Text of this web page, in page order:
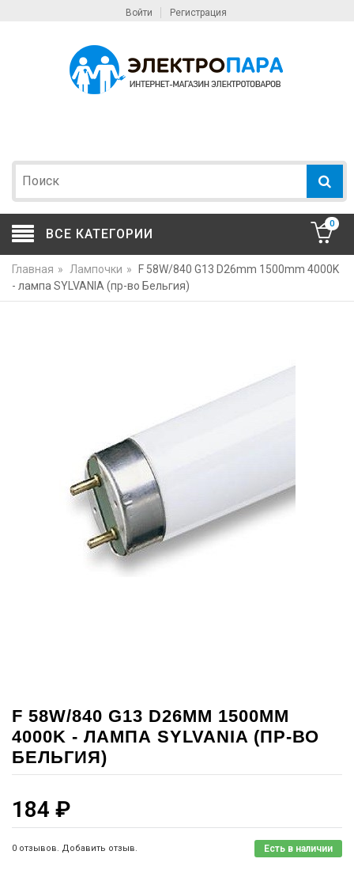
Войти Регистрация
ВСЕ КАТЕГОРИИ
0
Главная » Лампочки »
F 58W/840 G13 D26mm 1500mm 4000K
- лампа SYLVANIA (пр-во Бельгия)
F 58W/840 G13 D26MM 1500MM
4000K - ЛАМПА SYLVANIA (ПР-ВО
БЕЛЬГИЯ)
184 ₽
0 отзывов. Добавить отзыв. Есть в наличии